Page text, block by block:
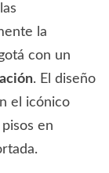
la
con un
. El diseño
el icónico
en